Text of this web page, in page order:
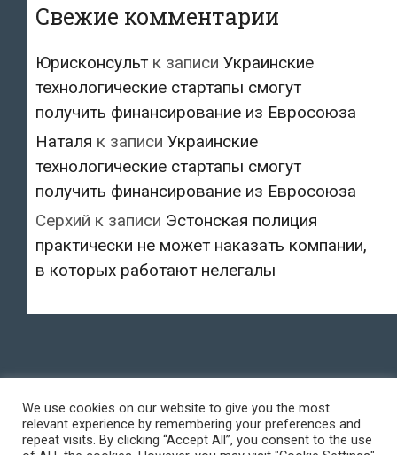
Свежие комментарии
Юрисконсульт к записи Украинские
технологические стартапы смогут
получить финансирование из Евросоюза
Наталя к записи Украинские
технологические стартапы смогут
получить финансирование из Евросоюза
Серхий к записи Эстонская полиция
практически не может наказать компании,
в которых работают нелегалы
We use cookies on our website to give you the most
relevant experience by remembering your preferences and
repeat visits. By clicking “Accept All”, you consent to the use